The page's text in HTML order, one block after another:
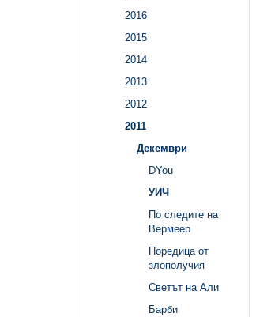
2016
2015
2014
2013
2012
2011
Декември
DYou
УИЧ
По следите на
Вермеер
Поредица от
злополучия
Светът на Али
Барби